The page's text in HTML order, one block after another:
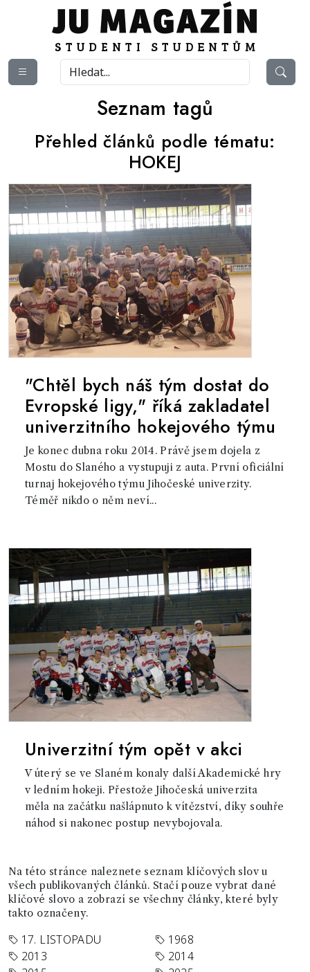
Seznam tagů
Přehled článků podle tématu:
HOKEJ
"Chtěl bych náš tým dostat do
Evropské ligy," říká zakladatel
univerzitního hokejového týmu
Je konec dubna roku 2014. Právě jsem dojela z
Mostu do Slaného a vystupuji z auta. První oficiální
turnaj hokejového týmu Jihočeské univerzity.
Téměř nikdo o něm neví...
Univerzitní tým opět v akci
V úterý se ve Slaném konaly další Akademické hry
v ledním hokeji. Přestože Jihočeská univerzita
měla na začátku našlápnuto k vítězství, díky souhře
náhod si nakonec postup nevybojovala.
Na této stránce naleznete seznam klíčových slov u
všech publikovaných článků. Stačí pouze vybrat dané
klíčové slovo a zobrazí se všechny články, které byly
takto označeny.
17. LISTOPADU
1968
2013
2014